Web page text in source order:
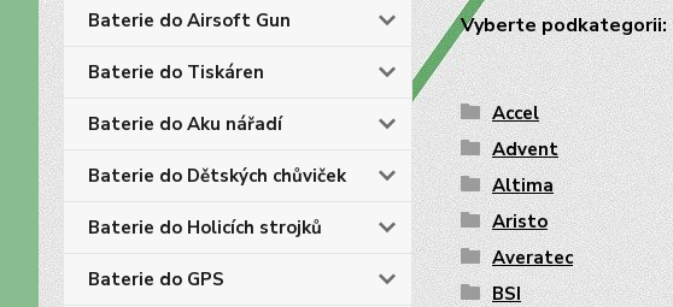
Baterie do Airsoft Gun
Baterie do Tiskáren
Baterie do Aku nářadí
Baterie do Dětských chůviček
Baterie do Holicích strojků
Baterie do GPS
Vybertepodkategorii:
Accel
Advent
Altima
Aristo
Averatec
BSI